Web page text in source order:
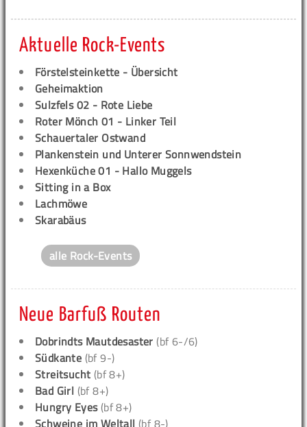
Aktuelle Rock-Events
Förstelsteinkette - Übersicht
Geheimaktion
Sulzfels 02 - Rote Liebe
Roter Mönch 01 - Linker Teil
Schauertaler Ostwand
Plankenstein und Unterer Sonnwendstein
Hexenküche 01 - Hallo Muggels
Sitting in a Box
Lachmöwe
Skarabäus
alle Rock-Events
Neue Barfuß Routen
Dobrindts Mautdesaster (bf 6-/6)
Südkante (bf 9-)
Streitsucht (bf 8+)
Bad Girl (bf 8+)
Hungry Eyes(bf 8+)
Schweine im Weltall (bf 8-)